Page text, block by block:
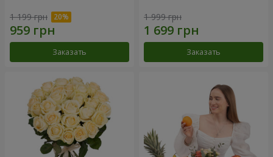
1 199 грн
Заказать
1 999 грн
Заказать